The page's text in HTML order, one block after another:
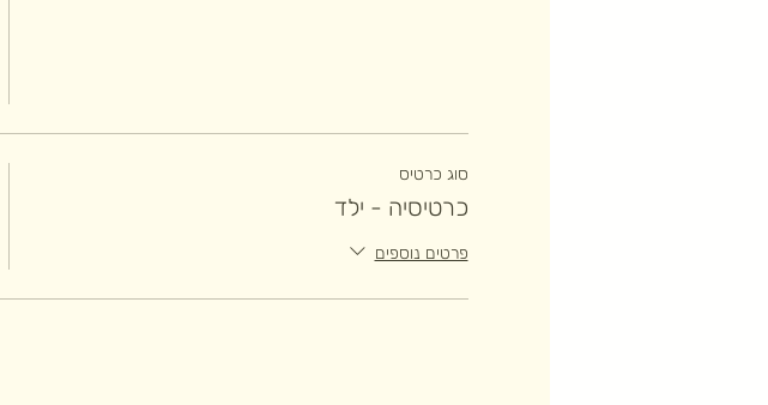
סוג כרטיס
כרטיסיה - ילד
פרטים נוספים